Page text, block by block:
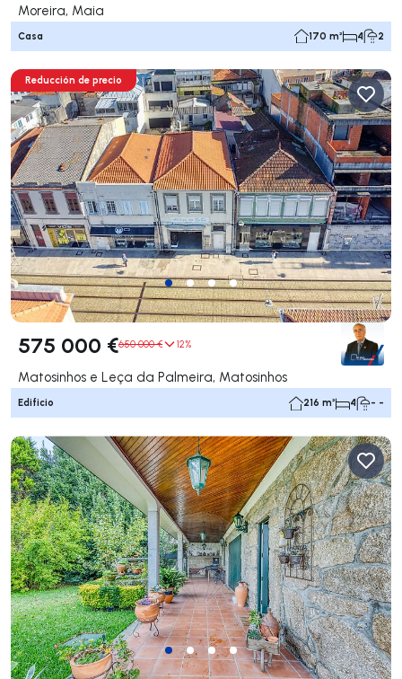
Moreira, Maia
Casa 170 m² 4 2
Reducción de precio
575 000 €650 000 € 12%
Matosinhos e Leça da Palmeira, Matosinhos
Edificio 216 m² 4 - -